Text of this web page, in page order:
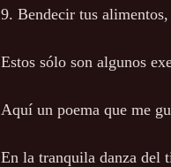
9. Bendecir tus
Estos sólo son algunos
Aquí un poema que me
En la tranquila danza del